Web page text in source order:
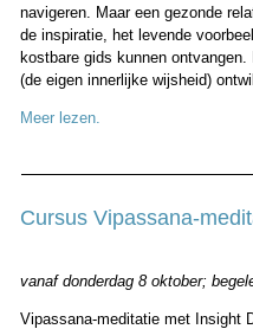
navigeren. Maar een gezonde
de inspiratie, het levende
kostbare gids kunnen
(de eigen innerlijke wijsheid)
Meer lezen.
Cursus Vipassana-
vanaf donderdag 8 oktober;
Vipassana-meditatie met Insight